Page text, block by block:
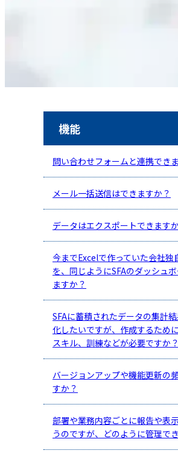
機能
問い合わせフォームと連携でき
メール一括送信はできますか？
データはエクスポートできます
今までExcelで作っていた会社独
を、同じようにSFAのダッシュ
ますか？
SFAに蓄積されたデータの集計
化したいですが、作成するため
スキル、訓練などが必要ですか？
バージョンアップや機能更新の
すか？
部署や業務内容ごとに報告や表
うのですが、どのように管理で